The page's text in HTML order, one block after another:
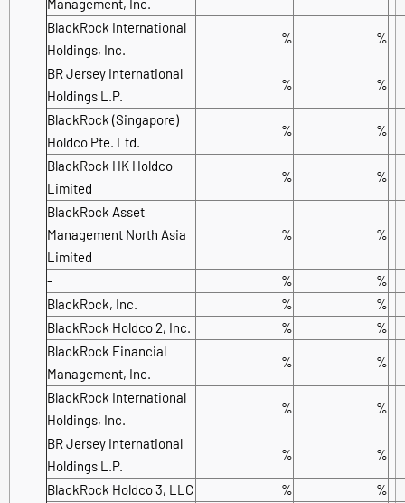
BlackRock International
Holdings, Inc.
% %
BR Jersey International
Holdings L.P.
% %
BlackRock (Singapore)
Holdco Pte. Ltd.
% %
BlackRock HK Holdco
Limited
% %
BlackRock Asset
Management North Asia
Limited
% %
- %
%
BlackRock, Inc.
%
%
BlackRock Holdco 2, Inc.
%
%
BlackRock Financial
Management, Inc.
% %
BlackRock International
Holdings, Inc.
% %
BR Jersey International
Holdings L.P.
% %
BlackRock Holdco 3, LLC %
%